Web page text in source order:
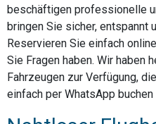
beschäftigen professionelle
bringen Sie sicher, entspannt
Reservieren Sie einfach
Sie Fragen haben. Wir haben
Fahrzeugen zur Verfügung,
einfach per WhatsApp buchen